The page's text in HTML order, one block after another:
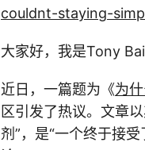
couldnt-staying-
大家好，我是Tony Bai
近日，一篇题为《为
区引发了热议。文章
剂”，是“一个终于接